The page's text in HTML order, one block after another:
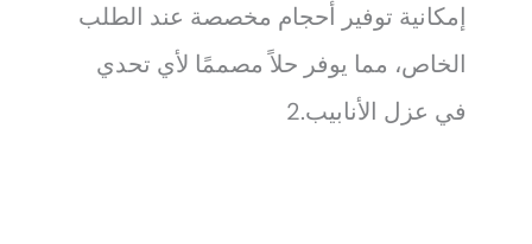
إمكانية توفير أحجام مخصصة عند الطلب
الخاص، مما يوفر حلاً مصممًا لأي تحدي
في عزل الأنابيب.2